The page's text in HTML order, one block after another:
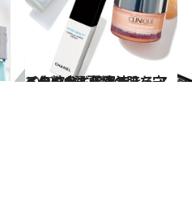
2019.7.2
ベタつかず保湿できるアイテム6選 夏場の肌を守る化粧水＆美容液
ビューティ＆ヘルス